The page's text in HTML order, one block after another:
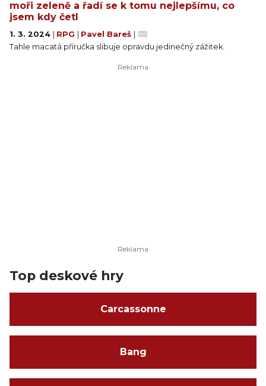
moři zeleně a řadí se k tomu nejlepšímu, co
jsem kdy četl
1. 3. 2024 RPG Pavel Bareš
Tahle macatá příručka slibuje opravdu jedinečný zážitek.
Top deskové hry
Carcassonne
Bang